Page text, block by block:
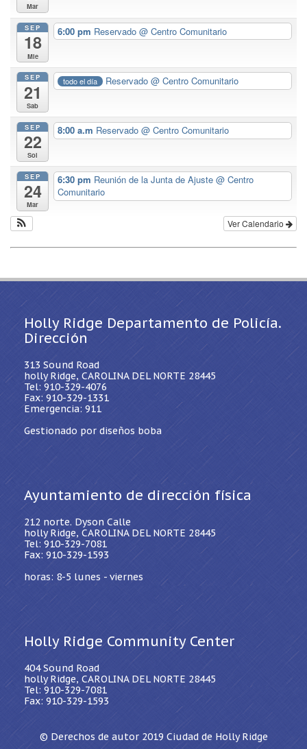
Mar
SEP
18
Mie
6:00 pm Reservado@ Centro Comunitario
SEP
21
Sab
todo el día Reservado @ Centro Comunitario
SEP
22
Sol
8:00 a.m Reservado@ Centro Comunitario
SEP
24
Mar
6:30 pm Reunión de la Junta de Ajuste@ Centro
Comunitario
Ver Calendario
Holly Ridge Departamento de Policía.
Dirección
313 Sound Road
holly Ridge, CAROLINA DEL NORTE 28445
Tel: 910-329-4076
Fax: 910-329-1331
Emergencia: 911
Gestionado por diseños boba
Ayuntamiento de dirección física
212 norte. Dyson Calle
holly Ridge, CAROLINA DEL NORTE 28445
Tel: 910-329-7081
Fax: 910-329-1593
horas: 8-5 lunes - viernes
Holly Ridge Community Center
404 Sound Road
holly Ridge, CAROLINA DEL NORTE 28445
Tel: 910-329-7081
Fax: 910-329-1593
© Derechos de autor 2019 Ciudad de Holly Ridge